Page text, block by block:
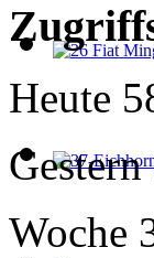
Heute
Gestern
Woche